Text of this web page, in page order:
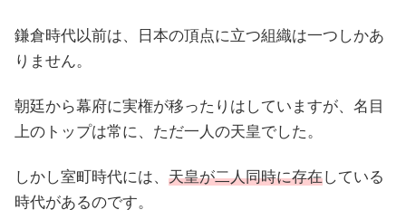
鎌倉時代以前は、日本の頂点に立つ組織は一つしかあ
りません。
朝廷から幕府に実権が移ったりはしていますが、名目
上のトップは常に、ただ一人の天皇でした。
しかし室町時代には、 天皇が二人同時に存在している
時代があるのです。